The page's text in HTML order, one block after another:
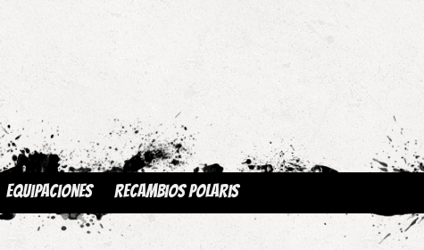
Equipaciones Recambios Polaris